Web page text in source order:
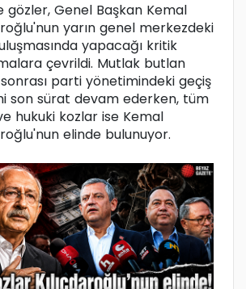
gözler, Genel Başkan Kemal
yarın genel merkezdeki
yapacağı kritik
çevrildi. Mutlak butlan
parti yönetimindeki geçiş
son sürat devam ederken, tüm
hukuki kozlar ise Kemal
elinde bulunuyor.